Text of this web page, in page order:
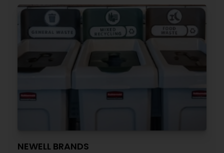
NEWELL BRANDS